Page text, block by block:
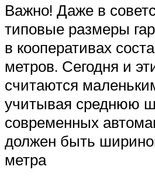
Важно! Даже в
типовые размеры
в кооперативах
метров. Сегодня и
считаются
учитывая среднюю
современных
должен быть
метра